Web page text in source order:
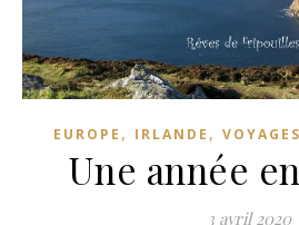
EUROPE , IRLANDE ,
Une année
3 avril 2020